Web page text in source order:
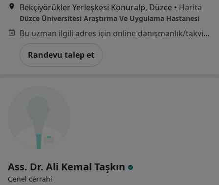
Bekçiyörükler Yerleşkesi Konuralp, Düzce • Harita
Düzce Üniversitesi Araştırma Ve Uygulama Hastanesi
Bu uzman ilgili adres için online danışmanlık/takvim sunmuyor.
Randevu talep et
Ass. Dr. Ali Kemal Taşkın
Genel cerrahi